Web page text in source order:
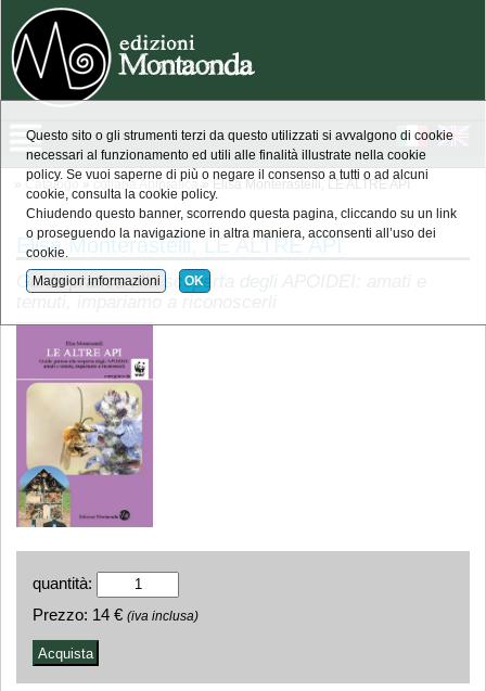
» Catalogo » collana Apipratica » Elisa Monterastelli, LE ALTRE API
Elisa Monterastelli, LE ALTRE API
Guida pratica alla scoperta degli APOIDEI: amati e
quantità:
Prezzo: 14 € (iva inclusa)
Questo sito o gli strumenti terzi da questo utilizzati si avvalgono di cookie
necessari al funzionamento ed utili alle finalità illustrate nella cookie
policy. Se vuoi saperne di più o negare il consenso a tutti o ad alcuni
cookie, consulta la cookie policy.
Chiudendo questo banner, scorrendo questa pagina, cliccando su un link
o proseguendo la navigazione in altra maniera, acconsenti all’uso dei
cookie.
Maggiori informazioni OK